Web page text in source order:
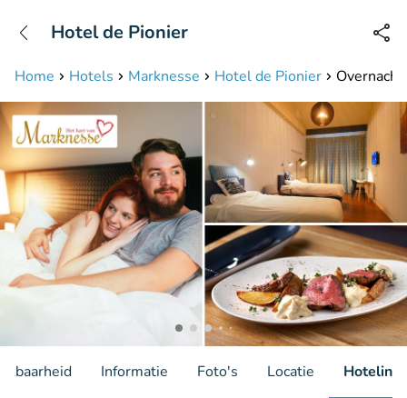
Bereikbaar tot 23:00 uur
Home Hotels Marknesse Hotel de Pionier
Hotel de Pionier
Informatie Foto's Locatie Hotelinfo